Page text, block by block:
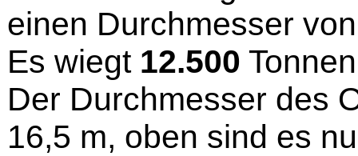
einen Durchmesser
Es wiegt 12.500
Der Durchmesser des
16,5 m, oben sind es